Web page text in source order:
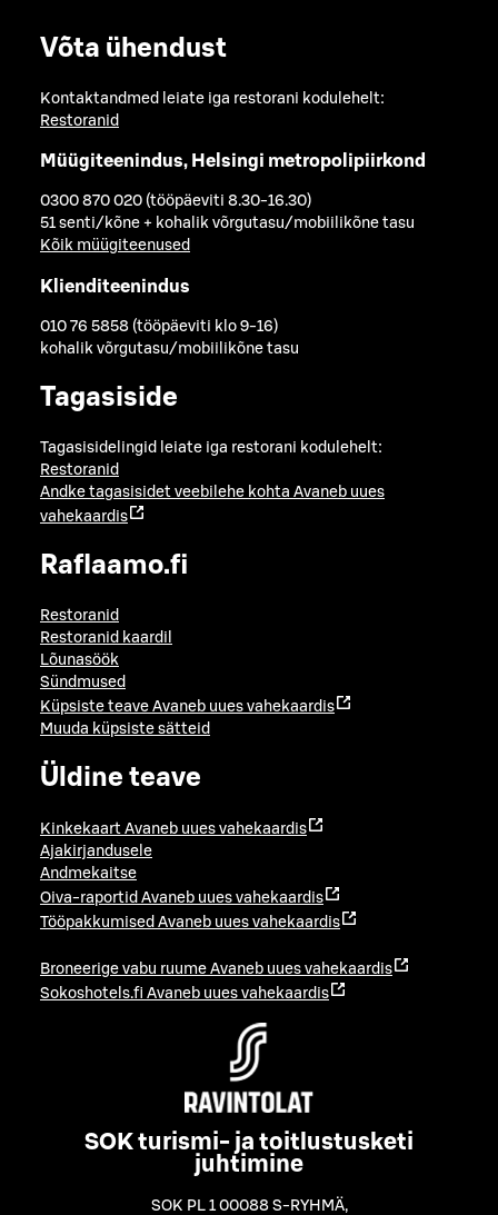
Võta ühendust
Kontaktandmed leiate iga restorani kodulehelt:
Restoranid
Müügiteenindus, Helsingi metropolipiirkond
0300 870 020 (tööpäeviti 8.30-16.30)
51 senti/kõne + kohalik võrgutasu/mobiilikõne tasu
Kõik müügiteenused
Klienditeenindus
010 76 5858 (tööpäeviti klo 9-16)
kohalik võrgutasu/mobiilikõne tasu
Tagasiside
Tagasisidelingid leiate iga restorani kodulehelt:
Restoranid
Andke tagasisidet veebilehe kohta Avaneb uues
vahekaardis
Raflaamo.fi
Restoranid
Restoranid kaardil
Lõunasöök
Sündmused
Küpsiste teave Avaneb uues vahekaardis
Muuda küpsiste sätteid
Üldine teave
Kinkekaart Avaneb uues vahekaardis
Ajakirjandusele
Andmekaitse
Oiva-raportid Avaneb uues vahekaardis
Tööpakkumised Avaneb uues vahekaardis
Broneerige vabu ruume Avaneb uues vahekaardis
Sokoshotels.fi Avaneb uues vahekaardis
SOK turismi- ja toitlustusketi
juhtimine
SOK PL 1 00088 S-RYHMÄ,